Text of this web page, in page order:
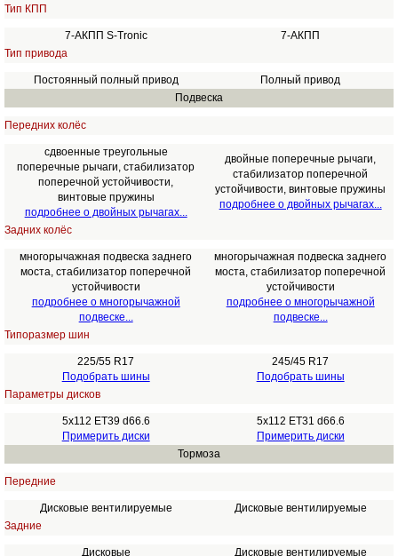
Тип КПП
7-АКПП S-Tronic
7-АКПП
Тип привода
Постоянный полный привод
Полный привод
Подвеска
Передних колёс
сдвоенные треугольные
поперечные рычаги, стабилизатор
поперечной устойчивости,
винтовые пружины
подробнее о двойных рычагах...
двойные поперечные рычаги,
стабилизатор поперечной
устойчивости, винтовые пружины
подробнее о двойных рычагах...
Задних колёс
многорычажная подвеска заднего
моста, стабилизатор поперечной
устойчивости
подробнее о многорычажной
подвеске...
многорычажная подвеска заднего
моста, стабилизатор поперечной
устойчивости
подробнее о многорычажной
подвеске...
Типоразмер шин
225/55 R17
Подобрать шины
245/45 R17
Подобрать шины
Параметры дисков
5x112 ET39 d66.6
Примерить диски
5x112 ET31 d66.6
Примерить диски
Тормоза
Передние
Дисковые вентилируемые
Дисковые вентилируемые
Задние
Дисковые Дисковые вентилируемые